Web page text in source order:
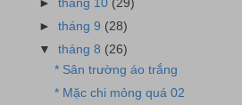
►tháng 10 (29)
►tháng 9 (28)
▼tháng 8 (26)
* Sân trường áo trắng
* Mặc chi mỏng quá 02